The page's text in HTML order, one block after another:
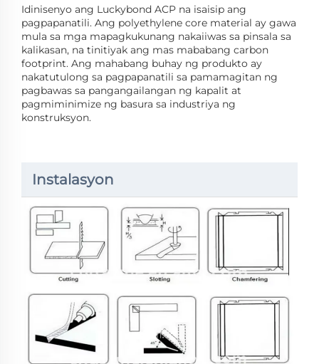
Idinisenyo ang Luckybond ACP na isaisip ang
pagpapanatili. Ang polyethylene core material ay gawa
mula sa mga mapagkukunang nakaiiwas sa pinsala sa
kalikasan, na tinitiyak ang mas mababang carbon
footprint. Ang mahabang buhay ng produkto ay
nakatutulong sa pagpapanatili sa pamamagitan ng
pagbawas sa pangangailangan ng kapalit at
pagmiminimize ng basura sa industriya ng
konstruksyon.
Instalasyon